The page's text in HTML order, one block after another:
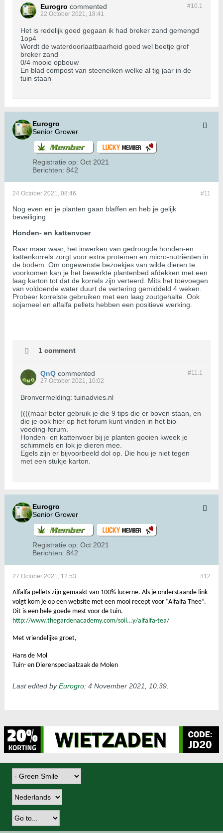
#10.1
Eurogro commented
22 October 2021, 18:41
Het is redelijk goed gegaan ik had breker zand gemengd
1op4
Wordt de waterdoorlaatbaarheid goed wel beetje grof
breker zand
0/4 mooie opbouw
En blad compost van steeneiken welke al tig jaar in de
tuin staan
Eurogro
Senior Grower
Registratie op: Oct 2021
Berichten: 842
#11
24 October 2021, 08:46
Nog even en je planten gaan blaffen en heb je gelijk
beveiliging
Honden- en kattenvoer
Raar maar waar, het inwerken van gedroogde honden-en
kattenkorrels zorgt voor extra proteïnen en micro-nutriënten in
de bodem. Om ongewenste bezoekjes van wilde dieren te
voorkomen kan je het bewerkte plantenbed afdekken met een
laag karton tot dat de korrels zijn verteerd. Mits het toevoegen
van voldoende water duurt de vertering gemiddeld 4 weken.
Probeer korrelste gebruiken met een laag zoutgehalte. Ook
sojameel en alfalfa pellets hebben een positieve werking.
1 comment
#11.1
QnQ commented
27 October 2021, 10:02
Bronvermelding: tuinadvies.nl
((((maar beter gebruik je die 9 tips die er boven staan, en
die je ook hier op het forum kunt vinden in het bio-
voeding-forum.
Honden- en kattenvoer bij je planten gooien kweek je
schimmels en lok je dieren mee.
Egels zijn er bijvoorbeeld dol op. Die hou je niet tegen
met een stukje karton.
Eurogro
Senior Grower
Registratie op: Oct 2021
Berichten: 842
#12
27 October 2021, 12:53
Alfalfa pellets zijn gemaakt van 100% lucerne. Als je onderstaande link
volgt kom je op een website met een mooi recept voor “Alfalfa Thee”.
Dit is een hele goede mest voor de tuin.
http://www.thegardenacademy.com/soil...y/alfalfa-tea/
Met vriendelijke groet,
Hans de Mol
Tuin- en Dierenspeciaalzaak de Molen
Last edited byEurogro; 4 November 2021, 10:39